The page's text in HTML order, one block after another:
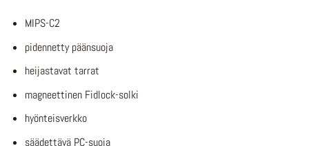
MIPS-C2
pidennetty päänsuoja
heijastavat tarrat
magneettinen Fidlock-solki
hyönteisverkko
säädettävä PC-suoja